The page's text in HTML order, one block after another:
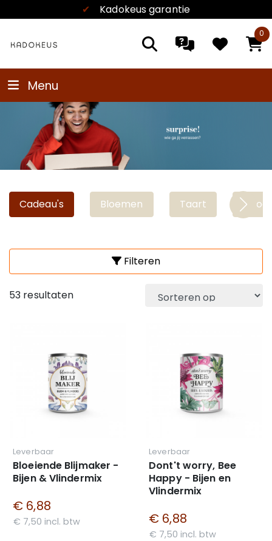
✔ Kadokeus garantie
0
Menu
Cadeau's Bloemen Taart
Filteren
53 resultaten
Leverbaar
Bloeiende Blijmaker -
Bijen & Vlindermix
€ 6,88
€ 7,50 incl. btw
Leverbaar
Dont't worry, Bee
Happy - Bijen en
Vlindermix
€ 6,88
€ 7,50 incl. btw